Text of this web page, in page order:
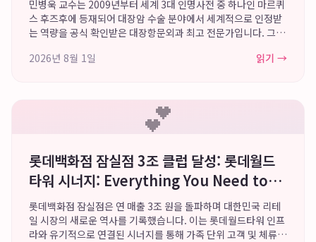
민병욱 교수는 2009년부터 세계 3대 인명사전 중 하나인 마르퀴
스 후즈후에 등재되어 대장암 수술 분야에서 세계적으로 인정받
는 역량을 공식 확인받은 대장항문외과 최고 전문가입니다. 그는
실무를 겸비한 학자이자 외과의로서...
2026년 8월 1일 읽기 →
💕
롯데백화점 잠실점 3조 클럽 달성: 롯데월드
타워 시너지: Everything You Need to
Know
롯데백화점 잠실점은 연 매출 3조 원을 돌파하며 대한민국 리테
일 시장의 새로운 역사를 기록했습니다. 이는 롯데월드타워 인프
라와 유기적으로 연결된 시너지를 통해 가족 단위 고객 및 체류형